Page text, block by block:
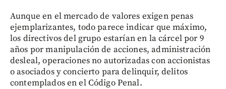
Aunque en el mercado de valores exigen penas
ejemplarizantes, todo parece indicar que máximo,
los directivos del grupo estarían en la cárcel por 9
años por manipulación de acciones, administración
desleal, operaciones no autorizadas con accionistas
o asociados y concierto para delinquir, delitos
contemplados en el Código Penal.